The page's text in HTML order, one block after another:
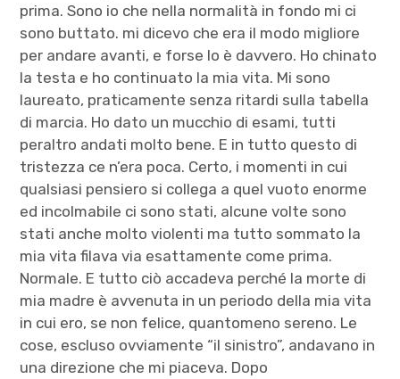
prima. Sono io che nella normalità in fondo mi ci
sono buttato. mi dicevo che era il modo migliore
per andare avanti, e forse lo è davvero. Ho chinato
la testa e ho continuato la mia vita. Mi sono
laureato, praticamente senza ritardi sulla tabella
di marcia. Ho dato un mucchio di esami, tutti
peraltro andati molto bene. E in tutto questo di
tristezza ce n’era poca. Certo, i momenti in cui
qualsiasi pensiero si collega a quel vuoto enorme
ed incolmabile ci sono stati, alcune volte sono
stati anche molto violenti ma tutto sommato la
mia vita filava via esattamente come prima.
Normale. E tutto ciò accadeva perché la morte di
mia madre è avvenuta in un periodo della mia vita
in cui ero, se non felice, quantomeno sereno. Le
cose, escluso ovviamente “il sinistro”, andavano in
una direzione che mi piaceva. Dopo